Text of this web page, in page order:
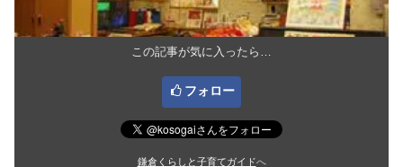
この記事が気に入ったら…
フォロー
鎌倉くらしと子育てガイドへ